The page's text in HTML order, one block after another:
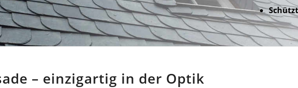
Schützt
– einzigartig in der Optik